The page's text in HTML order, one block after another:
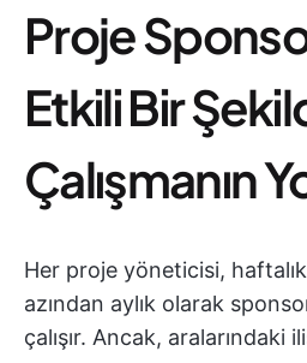
Proje
Etkili Bir
Çalışmanın
Her proje yöneticisi,
azından aylık olarak
çalışır. Ancak, aralarındaki